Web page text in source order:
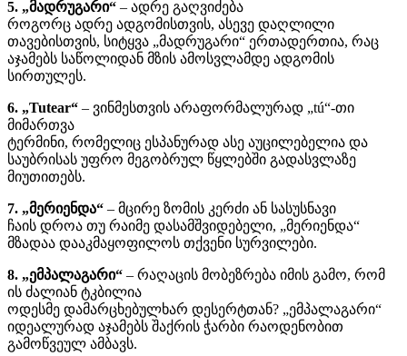
5. „მადრუგარი“ – ადრე გაღვიძება
როგორც ადრე ადგომისთვის, ასევე დაღლილი
თავებისთვის, სიტყვა „მადრუგარი“ ერთადერთია, რაც
აჯამებს საწოლიდან მზის ამოსვლამდე ადგომის
სირთულეს.
6. „Tutear“ – ვინმესთვის არაფორმალურად „tú“-თი
მიმართვა
ტერმინი, რომელიც ესპანურად ასე აუცილებელია და
საუბრისას უფრო მეგობრულ წყლებში გადასვლაზე
მიუთითებს.
7. „მერიენდა“ – მცირე ზომის კერძი ან სასუსნავი
ჩაის დროა თუ რაიმე დასამშვიდებელი, „მერიენდა“
მზადაა დააკმაყოფილოს თქვენი სურვილები.
8. „ემპალაგარი“ – რაღაცის მობეზრება იმის გამო, რომ
ის ძალიან ტკბილია
ოდესმე დამარცხებულხარ დესერტთან? „ემპალაგარი“
იდეალურად აჯამებს შაქრის ჭარბი რაოდენობით
გამოწვეულ ამბავს.